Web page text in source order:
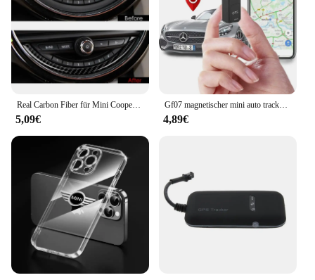
Real Carbon Fiber für Mini Cooper F55 F56 Konsole Navigation Bildschirm Rahmen Trim
5,09€
Gf07 magnetischer mini auto tracker gps real time tracking locator gerät magnetischer gps tracker echtzeit fahrzeug locator pet tracker
4,89€